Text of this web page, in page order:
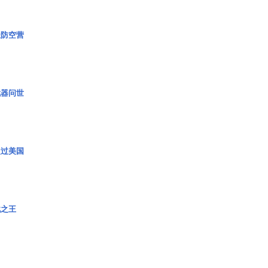
空营
问世
美国
王